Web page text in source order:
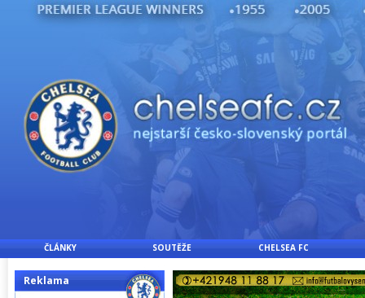
ČLÁNKY SOUTĚŽE CHELSEA FC
Reklama